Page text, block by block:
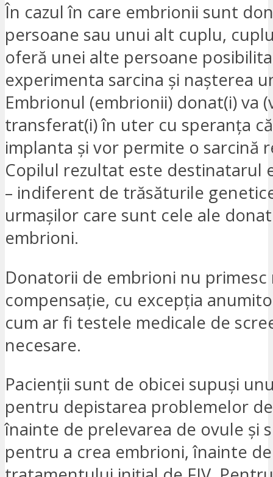
În cazul în care embrionii sunt
persoane sau unui alt cuplu,
oferă unei alte persoane
experimenta sarcina și nașterea
Embrionul (embrionii) donat(i) va
transferat(i) în uter cu speranța
implanta și vor permite o sarcină
Copilul rezultat este destinatarul
– indiferent de trăsăturile
urmașilor care sunt cele ale
embrioni.
Donatorii de embrioni nu primesc
compensație, cu excepția
cum ar fi testele medicale de
necesare.
Pacienții sunt de obicei supuși
pentru depistarea problemelor
înainte de prelevarea de ovule și
pentru a crea embrioni, înainte